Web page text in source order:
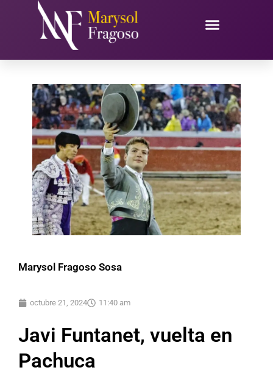
contenido
Marysol Fragoso Sosa
octubre 21, 2024 11:40 am
Javi Funtanet, vuelta en
Pachuca